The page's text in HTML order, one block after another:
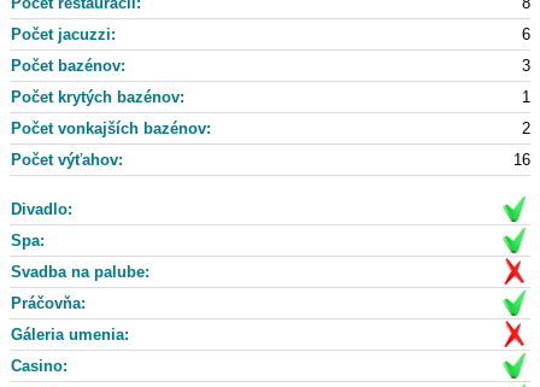
Počet jacuzzi:
6
Počet bazénov:
3
Počet krytých bazénov:
1
Počet vonkajších bazénov:
2
Počet výťahov:
16
Divadlo:
Spa:
Svadba na palube:
Práčovňa:
Gáleria umenia:
Casino: